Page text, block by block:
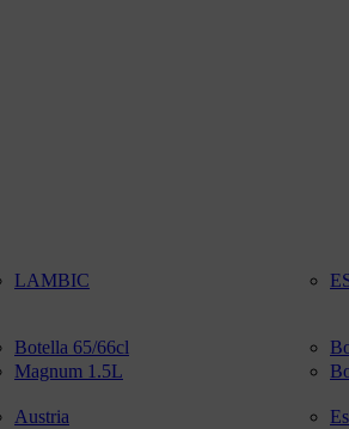
LAMBIC
Botella 65/66cl
Magnum 1.5L
Austria